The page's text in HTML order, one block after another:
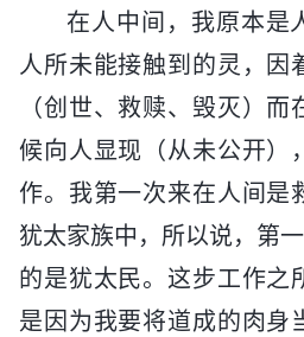
在人中间，我原本是
人所未能接触到的灵，因
（创世、救赎、毁灭）
候向人显现（从未公开）
作。我第一次来在人间是
犹太家族中，所以说，第
的是犹太民。这步工作之
是因为我要将道成的肉身